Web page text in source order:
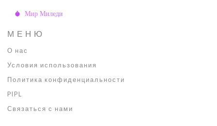
МЕНЮ
О нас
Условия использования
Политика конфиденциальности
PIPL
Связаться с нами